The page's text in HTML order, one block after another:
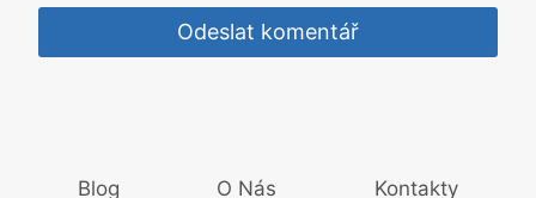
Blog O Nás Kontakty